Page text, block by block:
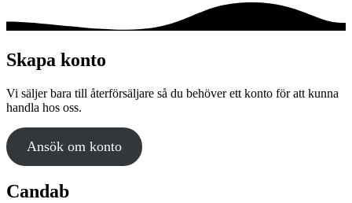
Skapa konto
Vi säljer bara till återförsäljare så du behöver ett konto för att kunna
handla hos oss.
Ansök om konto
Candab